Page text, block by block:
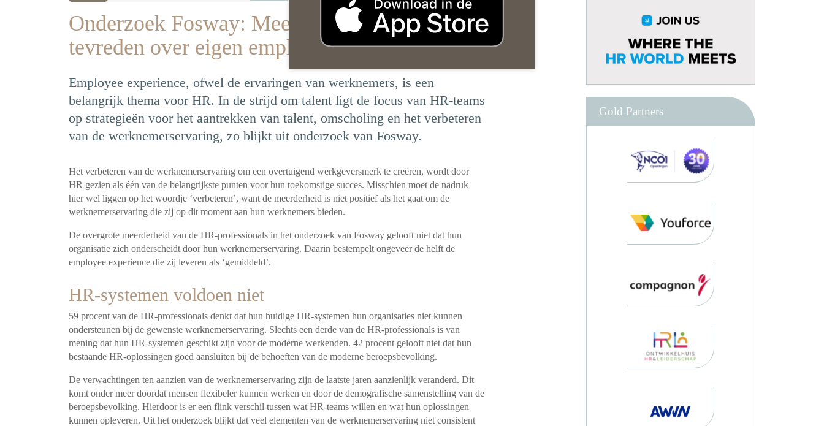
Onderzoek Fosway: Meerderheid HR niet
tevreden over eigen employee experience
Employee experience, ofwel de ervaringen van werknemers, is een
belangrijk thema voor HR. In de strijd om talent ligt de focus van HR-teams
op strategieën voor het aantrekken van talent, omscholing en het verbeteren
van de werknemerservaring, zo blijkt uit onderzoek van Fosway.
Het verbeteren van de werknemerservaring om een overtuigend werkgeversmerk te creëren, wordt door
HR gezien als één van de belangrijkste punten voor hun toekomstige succes. Misschien moet de nadruk
hier wel liggen op het woordje ‘verbeteren’, want de meerderheid is niet positief als het gaat om de
werknemerservaring die zij op dit moment aan hun werknemers bieden.
De overgrote meerderheid van de HR-professionals in het onderzoek van Fosway gelooft niet dat hun
organisatie zich onderscheidt door hun werknemerservaring. Daarin bestempelt ongeveer de helft de
employee experience die zij leveren als ‘gemiddeld’.
HR-systemen voldoen niet
59 procent van de HR-professionals denkt dat hun huidige HR-systemen hun organisaties niet kunnen
ondersteunen bij de gewenste werknemerservaring. Slechts een derde van de HR-professionals is van
mening dat hun HR-systemen geschikt zijn voor de moderne werkenden. 42 procent gelooft niet dat hun
bestaande HR-oplossingen goed aansluiten bij de behoeften van de moderne beroepsbevolking.
De verwachtingen ten aanzien van de werknemerservaring zijn de laatste jaren aanzienlijk veranderd. Dit
komt onder meer doordat mensen flexibeler kunnen werken en door de demografische samenstelling van de
beroepsbevolking. Hierdoor is er een flink verschil tussen wat HR-teams willen en wat hun oplossingen
kunnen opleveren. Uit het onderzoek blijkt dat veel elementen van de werknemerservaring niet consistent
Gold Partners